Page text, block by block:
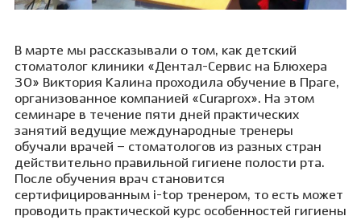
В марте мы рассказывали о том, как детский
стоматолог клиники «Дентал-Сервис на Блюхера
30» Виктория Калина проходила обучение в Праге,
организованное компанией «Curaprox». На этом
семинаре в течение пяти дней практических
занятий ведущие международные тренеры
обучали врачей – стоматологов из разных стран
действительно правильной гигиене полости рта.
После обучения врач становится
сертифицированным i-top тренером, то есть может
проводить практической курс особенностей гигиены